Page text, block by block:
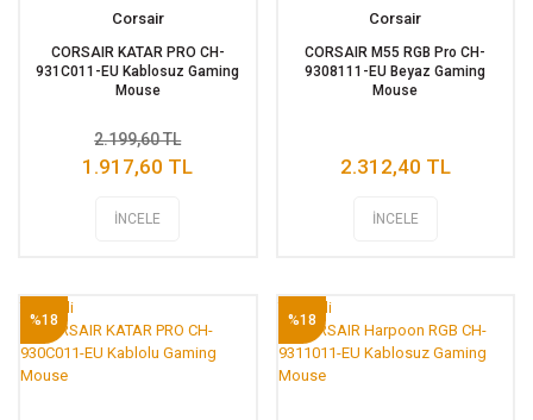
Corsair
CORSAIR KATAR PRO CH-
931C011-EU Kablosuz Gaming
Mouse
1.917,60 TL
2.199,60 TL
İNCELE
Corsair
CORSAIR M55 RGB Pro CH-
9308111-EU Beyaz Gaming
Mouse
2.312,40 TL
İNCELE
%18
Tükendi
%18
Tükendi